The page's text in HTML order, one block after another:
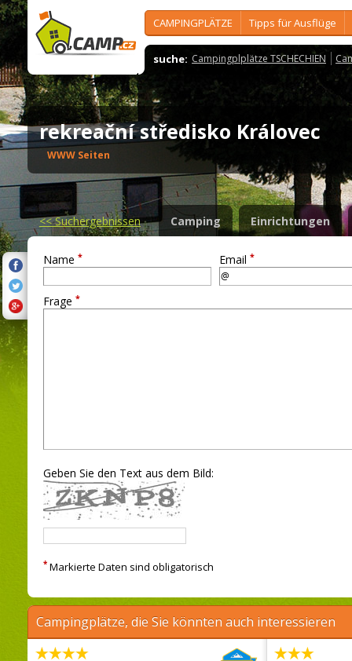
CAMPINGPLÄTZE Tipps für Ausflüge
suche: Campingplplätze TSCHECHIEN
rekreační středisko Královec
WWW Seiten
<<Suchergebnissen Camping Einrichtungen
Name * Email *
Frage *
Geben Sie den Text aus dem Bild:
* Markierte Daten sind obligatorisch
Campingplätze, die Sie könnten auch interessieren